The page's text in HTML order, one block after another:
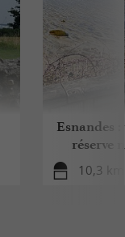
Esnandes
réserve
10,3